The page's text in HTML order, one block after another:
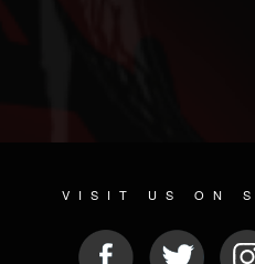
VISIT US ON